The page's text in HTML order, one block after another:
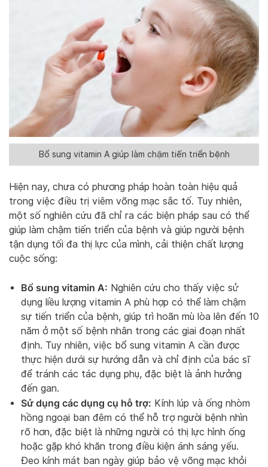
Bổ sung vitamin A giúp làm chậm tiến triển bệnh
Hiện nay, chưa có phương pháp hoàn toàn hiệu quả
trong việc điều trị viêm võng mạc sắc tố. Tuy nhiên,
một số nghiên cứu đã chỉ ra các biện pháp sau có thể
giúp làm chậm tiến triển của bệnh và giúp người bệnh
tận dụng tối đa thị lực của mình, cải thiện chất lượng
cuộc sống:
Bổ sung vitamin A: Nghiên cứu cho thấy việc sử
dụng liều lượng vitamin A phù hợp có thể làm chậm
sự tiến triển của bệnh, giúp trì hoãn mù lòa lên đến 10
năm ở một số bệnh nhân trong các giai đoạn nhất
định. Tuy nhiên, việc bổ sung vitamin A cần được
thực hiện dưới sự hướng dẫn và chỉ định của bác sĩ
để tránh các tác dụng phụ, đặc biệt là ảnh hưởng
đến gan.
Sử dụng các dụng cụ hỗ trợ: Kính lúp và ống nhòm
hồng ngoại ban đêm có thể hỗ trợ người bệnh nhìn
rõ hơn, đặc biệt là những người có thị lực hình ống
hoặc gặp khó khăn trong điều kiện ánh sáng yếu.
Đeo kính mát ban ngày giúp bảo vệ võng mạc khỏi